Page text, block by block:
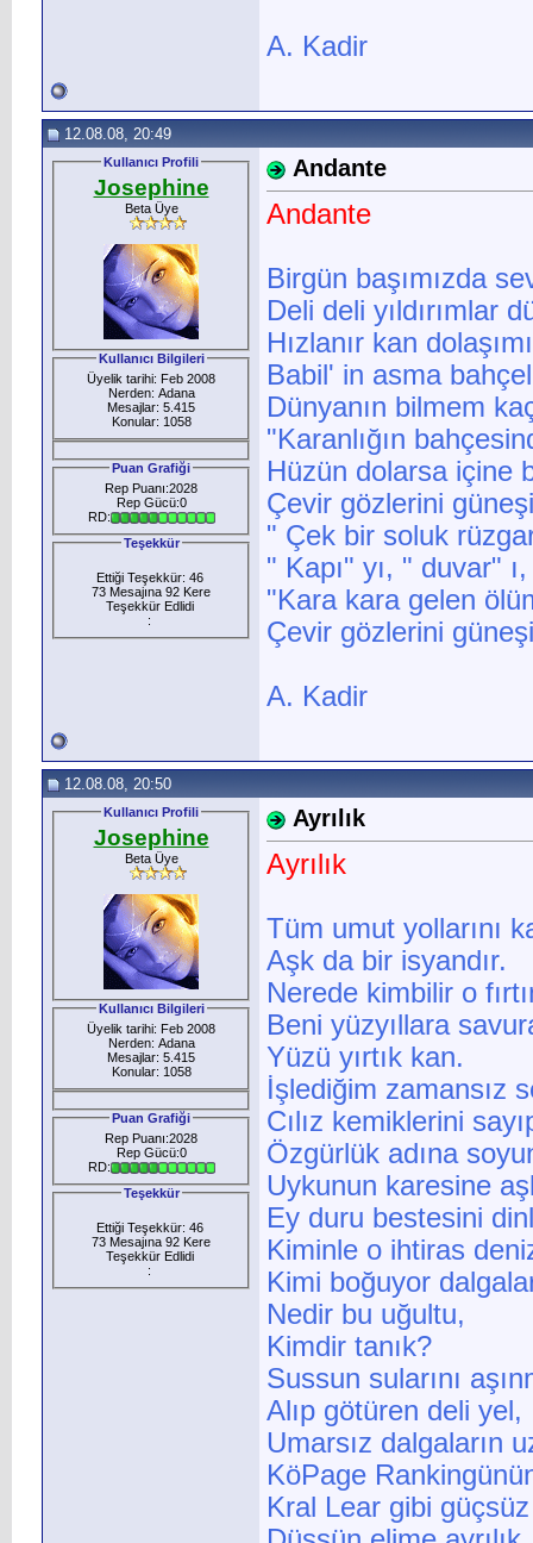
A. Kadir
12.08.08, 20:49
Kullanıcı Profili
Josephine
Beta Üye
Kullanıcı Bilgileri
Üyelik tarihi: Feb 2008
Nerden: Adana
Mesajlar: 5.415
Konular: 1058
Puan Grafiği
Rep Puanı:2028
Rep Gücü:0
RD:
Teşekkür
Ettiği Teşekkür: 46
73 Mesajına 92 Kere
Teşekkür Edlidi
:
Andante
Andante
Birgün başımızda
Deli deli yıldırımlar
Hızlanır kan dolaşımı
Babil' in asma
Dünyanın bilmem
"Karanlığın
Hüzün dolarsa içine
Çevir gözlerini
" Çek bir soluk
" Kapı" yı, " duvar" ı,
"Kara kara gelen
Çevir gözlerini
A. Kadir
12.08.08, 20:50
Kullanıcı Profili
Josephine
Beta Üye
Kullanıcı Bilgileri
Üyelik tarihi: Feb 2008
Nerden: Adana
Mesajlar: 5.415
Konular: 1058
Puan Grafiği
Rep Puanı:2028
Rep Gücü:0
RD:
Teşekkür
Ettiği Teşekkür: 46
73 Mesajına 92 Kere
Teşekkür Edlidi
:
Ayrılık
Ayrılık
Tüm umut yollarını
Aşk da bir isyandır.
Nerede kimbilir o
Beni yüzyıllara
Yüzü yırtık kan.
İşlediğim zamansız
Cılız kemiklerini
Özgürlük adına
Uykunun karesine
Ey duru bestesini
Kiminle o ihtiras
Kimi boğuyor
Nedir bu uğultu,
Kimdir tanık?
Sussun sularını
Alıp götüren deli yel,
Umarsız dalgaların
KöPage
Kral Lear gibi